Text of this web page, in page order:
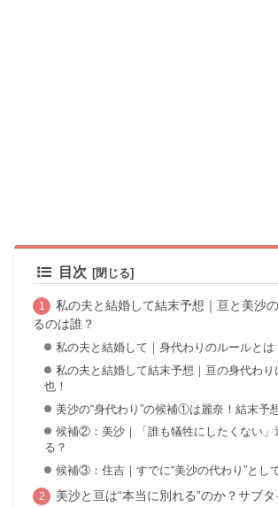
目次
私の夫と結婚して結末予想｜亘と美沙
るのは誰？
私の夫と結婚して｜身代わりのルールとは
私の夫と結婚して結末予想｜亘の身代わり
也！
美沙の“身代わり”の候補①は麗奈！結末予
候補②：美沙｜「誰も犠牲にしたくない」
る？
候補③：住吉｜すでに“美沙の代わり”とし
美沙と亘は“本当に別れる”のか？サブ